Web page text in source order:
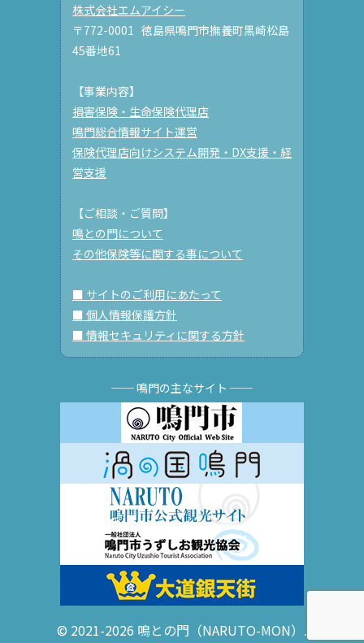
株式会社エムアイシー
〒772-0001 徳島県鳴門市撫養町黒崎松島
45番地61
【事業内容】
損害保険・生命保険代理店
鳴門総合情報サイト運営
保険代理店向けシステム開発・DX支援・経
営支援
【ご相談・ご質問】
鳴との門について
その他保険等に関する事について
■ サイトのご利用にあたって
■ 個人情報保護方針
■ 情報セキュリティに関する方針
── 鳴門の主なサイト ──
© 2021-2026 鳴との門（NARUTO-MON）.